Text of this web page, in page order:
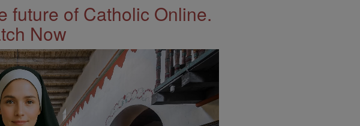
future of Catholic Online.
Now